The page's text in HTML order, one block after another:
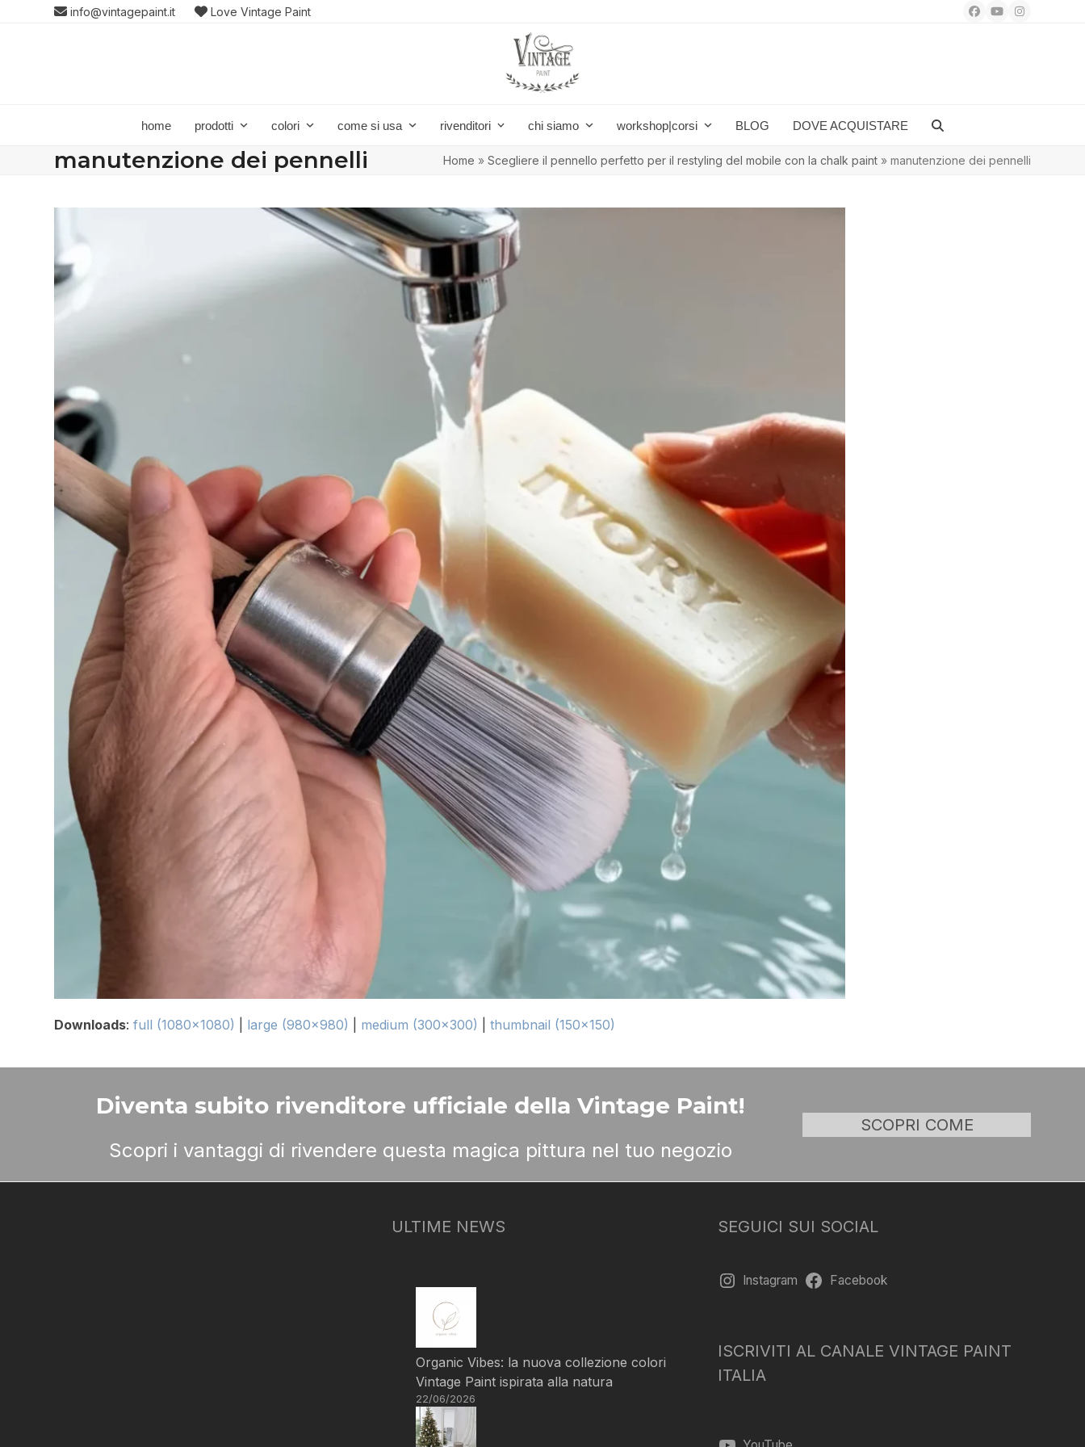
info@vintagepaint.it Love Vintage Paint Facebook
YouTubeInstagram
home prodotti colori come si usa rivenditori chi siamo workshop|corsi BLOG DOVE ACQUISTARE
manutenzione dei pennelli Home » Scegliere il pennello perfetto per il restyling del mobile con la chalk paint» manutenzione dei pennelli
Downloads:full (1080x1080) large (980x980) medium (300x300) |thumbnail (150x150)
Diventa subito rivenditore ufficiale della Vintage Paint!
Scopri i vantaggi di rivendere questa magica pittura nel tuo negozio
SCOPRI COME
ULTIME NEWS
Organic Vibes: la nuova collezione colori
Vintage Paint ispirata alla natura
22/06/2026
SEGUICI SUI SOCIAL
Instagram Facebook
ISCRIVITI AL CANALE VINTAGE PAINT
ITALIA